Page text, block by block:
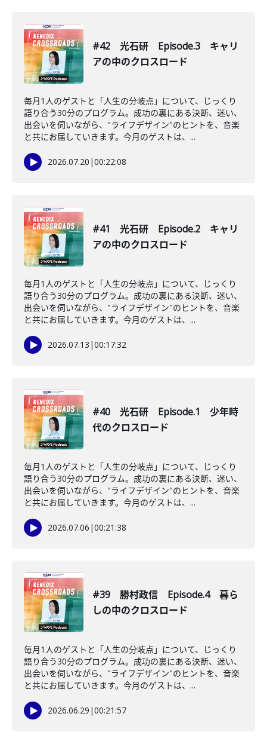
#42 光石研 Episode.3 キャリ
アの中のクロスロード
毎月1人のゲストと「人生の分岐点」について、じっくり
語り合う30分のプログラム。成功の裏にある決断、迷い、
出会いを伺いながら、"ライフデザイン"のヒントを、音楽
と共にお届していきます。今月のゲストは、...
2026.07.20 |00:22:08
#41 光石研 Episode.2 キャリ
アの中のクロスロード
毎月1人のゲストと「人生の分岐点」について、じっくり
語り合う30分のプログラム。成功の裏にある決断、迷い、
出会いを伺いながら、"ライフデザイン"のヒントを、音楽
と共にお届していきます。今月のゲストは、...
2026.07.13 |00:17:32
#40 光石研 Episode.1 少年時
代のクロスロード
毎月1人のゲストと「人生の分岐点」について、じっくり
語り合う30分のプログラム。成功の裏にある決断、迷い、
出会いを伺いながら、"ライフデザイン"のヒントを、音楽
と共にお届していきます。今月のゲストは、...
2026.07.06 |00:21:38
#39 勝村政信 Episode.4 暮ら
しの中のクロスロード
毎月1人のゲストと「人生の分岐点」について、じっくり
語り合う30分のプログラム。成功の裏にある決断、迷い、
出会いを伺いながら、"ライフデザイン"のヒントを、音楽
と共にお届していきます。今月のゲストは、...
2026.06.29 |00:21:57